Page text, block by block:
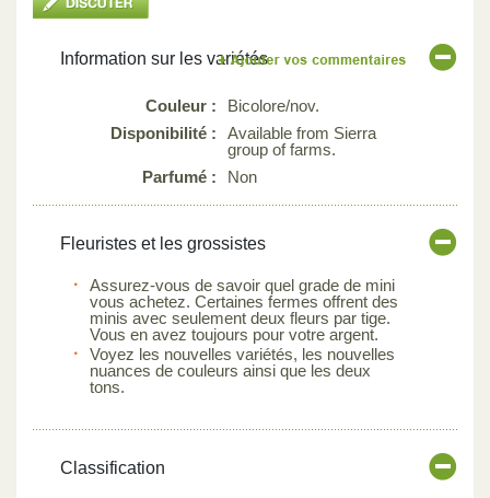
Information sur les variétés
Couleur :
Bicolore/nov.
Disponibilité :
Available from Sierra
group of farms.
Parfumé :
Non
Fleuristes et les grossistes
Assurez-vous de savoir quel grade de mini
vous achetez. Certaines fermes offrent des
minis avec seulement deux fleurs par tige.
Vous en avez toujours pour votre argent.
Voyez les nouvelles variétés, les nouvelles
nuances de couleurs ainsi que les deux
tons.
Classification